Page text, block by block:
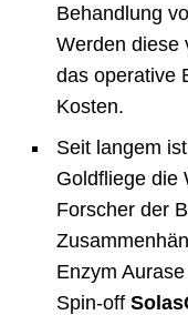
Behandlung
Werden diese
das operative
Kosten.
Seit langem
Goldfliege die
Forscher der
Enzym
Spin-off